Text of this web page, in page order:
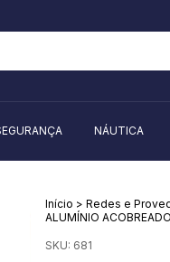
NÁUTICA
Início > Redes e
ALUMÍNIO
SKU: 681